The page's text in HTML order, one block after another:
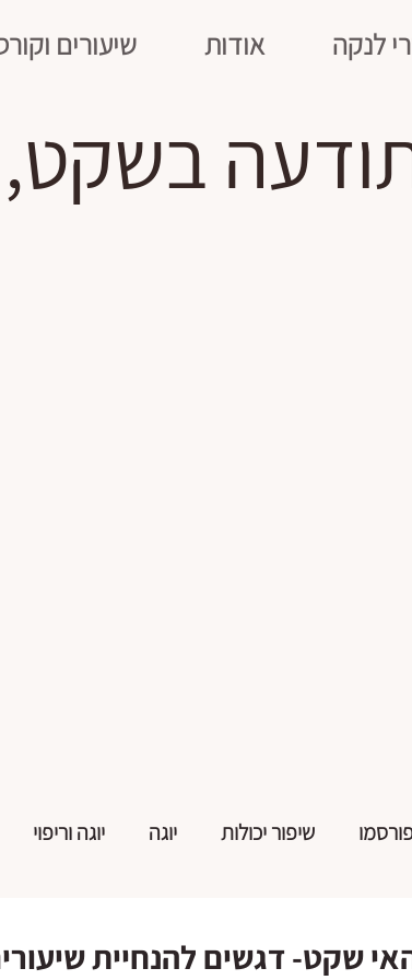
לנקה אודות שיעורים
שיפור יכולות יוגה יוגה וריפוי
שקט- דגשים להנחיית